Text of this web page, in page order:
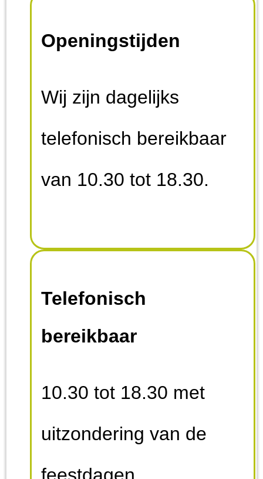
vragen beantwoordt in
de mail nemen we
contact op.
Openingstijden
Wij zijn dagelijks
telefonisch bereikbaar
van 10.30 tot 18.30.
Telefonisch
bereikbaar
10.30 tot 18.30 met
uitzondering van de